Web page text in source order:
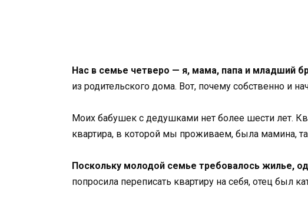
Нас в семье четверо — я, мама, папа и младший
из родительского дома. Вот, почему собственно и
Моих бабушек с дедушками нет более шести лет.
квартира, в которой мы проживаем, была мамина,
Поскольку молодой семье требовалось жилье,
попросила переписать квартиру на себя, отец был